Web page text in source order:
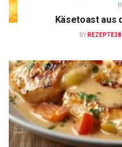
Käsetoast aus
BY REZEPTE38